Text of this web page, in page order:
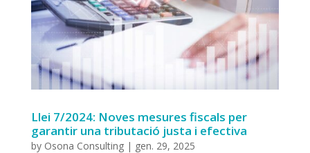
Llei 7/2024: Noves mesures fiscals per
garantir una tributació justa i efectiva
by Osona Consulting| gen. 29, 2025